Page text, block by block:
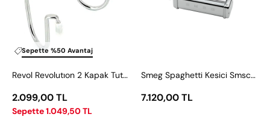
Sepette %50 Avantaj
Tutucu
Revol Revolutıon 2 Kapak Tutucu 12x6 cm
2.099,00 TL
Sepette 1.049,50 TL
Smeg Spaghetti Kesici Smsc01
7.120,00 TL